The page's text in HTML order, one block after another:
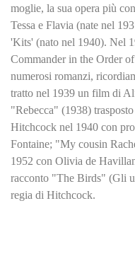
moglie, la sua opera più
Tessa e Flavia (nate nel
'Kits' (nato nel 1940). Nel
Commander in the Order
numerosi romanzi,
tratto nel 1939 un film di
"Rebecca" (1938)
Hitchcock nel 1940 con
Fontaine; "My cousin
1952 con Olivia de
racconto "The Birds" (Gli
regia di Hitchcock.